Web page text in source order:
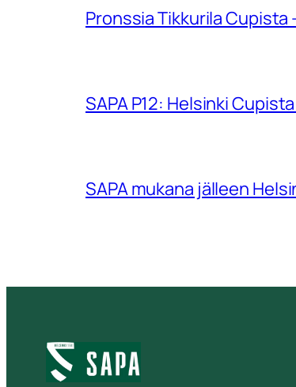
Pronssia Tikkurila
SAPA P12: Helsinki
SAPA mukana jälleen